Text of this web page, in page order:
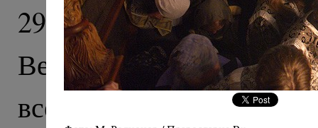
29 февраля 2012
Великого поста,
всея Руси Кирилл